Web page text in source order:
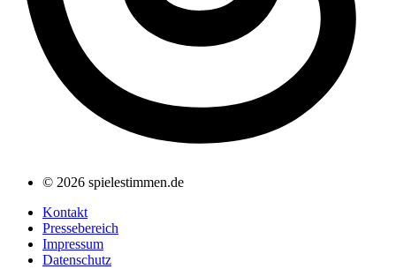
© 2026 spielestimmen.de
Kontakt
Pressebereich
Impressum
Datenschutz